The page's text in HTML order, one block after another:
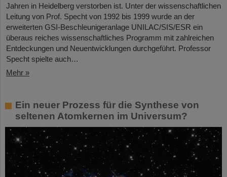
Jahren in Heidelberg verstorben ist. Unter der wissenschaftlichen
Leitung von Prof. Specht von 1992 bis 1999 wurde an der
erweiterten GSI-Beschleunigeranlage UNILAC/SIS/ESR ein
überaus reiches wissenschaftliches Programm mit zahlreichen
Entdeckungen und Neuentwicklungen durchgeführt. Professor
Specht spielte auch…
Mehr »
Ein neuer Prozess für die Synthese von
seltenen Atomkernen im Universum?